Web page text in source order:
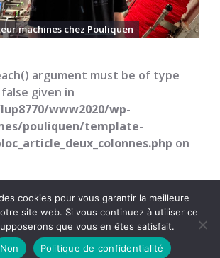
machines chez Pouliquen
argument must be of type
given in
www2020/wp-
pouliquen/template-
on
cookies pour vous garantir la meilleure
site web. Si vous continuez à utiliser ce
que vous en êtes satisfait.
Non Politique de confidentialité